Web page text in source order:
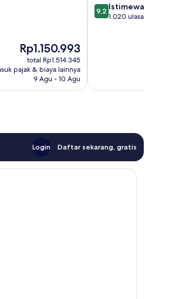
Harga
sekarang
Rp1.150.993
Rp1.150.993
total Rp1.514.345
pajak & biaya lainnya
9 Agu - 10 Agu
9.2
dari
9,2 Istimewa
1.020 ulasan
Login Daftar sekarang, gratis